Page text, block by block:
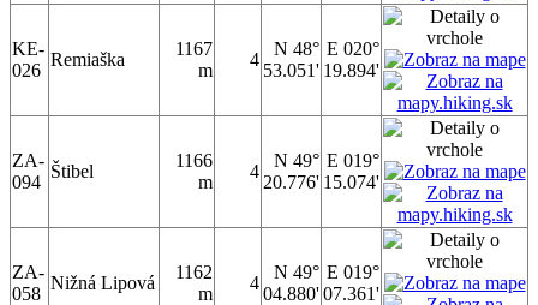
KE-
026
Remiaška
1167
m
4
N 48°
53.051'
E 020°
19.894'
ZA-
094
Štibel
1166
m
4
N 49°
20.776'
E 019°
15.074'
ZA-
058
Nižná Lipová
1162
m
4
N 49°
04.880'
E 019°
07.361'